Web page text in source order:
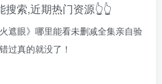
搜索,近期热门资源👆👆
遮眼》哪里能看未删减全集亲自验
过真的就没了！